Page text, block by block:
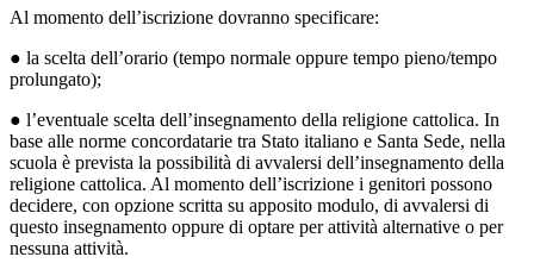
Al momento dell’iscrizione dovranno specificare:
● la scelta dell’orario (tempo normale oppure tempo pieno/tempo
prolungato);
● l’eventuale scelta dell’insegnamento della religione cattolica. In
base alle norme concordatarie tra Stato italiano e Santa Sede, nella
scuola è prevista la possibilità di avvalersi dell’insegnamento della
religione cattolica. Al momento dell’iscrizione i genitori possono
decidere, con opzione scritta su apposito modulo, di avvalersi di
questo insegnamento oppure di optare per attività alternative o per
nessuna attività.